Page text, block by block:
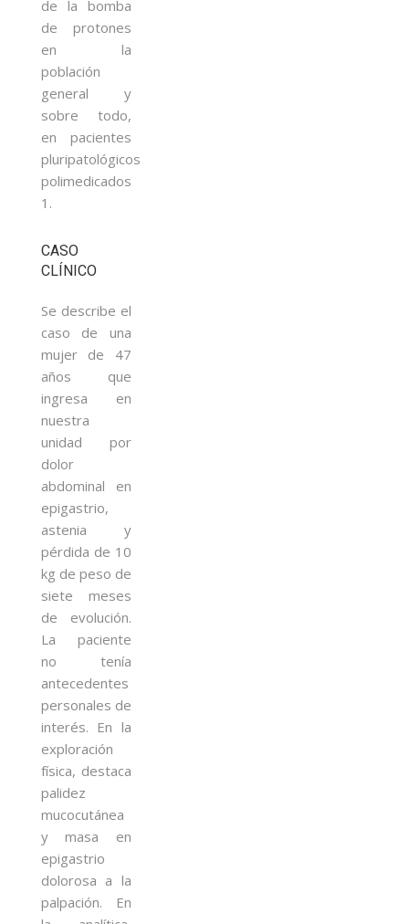
de la bomba
de protones
en la
población
general y
sobre todo,
en pacientes
pluripatológicos
polimedicados
1.
CASO
CLÍNICO
Se describe el
caso de una
mujer de 47
años que
ingresa en
nuestra
unidad por
dolor
abdominal en
epigastrio,
astenia y
pérdida de 10
kg de peso de
siete meses
de evolución.
La paciente
no tenía
antecedentes
personales de
interés. En la
exploración
física, destaca
palidez
mucocutánea
y masa en
epigastrio
dolorosa a la
palpación. En